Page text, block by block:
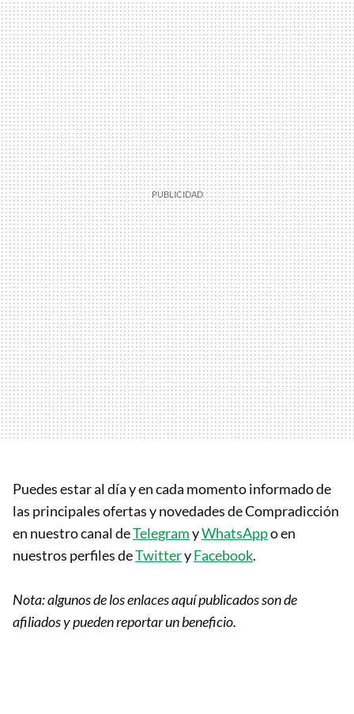
Puedes estar al día y en cada momento informado de
las principales ofertas y novedades de Compradicción
en nuestro canal deTelegramyWhatsAppo en
nuestros perfiles deTwitteryFacebook.
Nota: algunos de los enlaces aquí publicados son de
afiliados y pueden reportar un beneficio.